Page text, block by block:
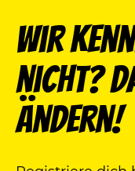
Wir
nicht?
ändern!